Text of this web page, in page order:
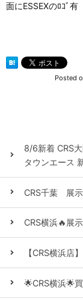
面にESSEXのﾛｺﾞ
Posted
8/6新着 CRS
タウンエース
CRS千葉 展
CRS横浜🔥展
【CRS横浜
🌟CRS横浜🌟